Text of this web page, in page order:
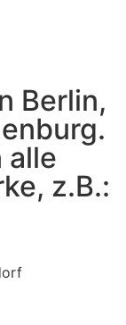
Berlin,
alle
z.B.: